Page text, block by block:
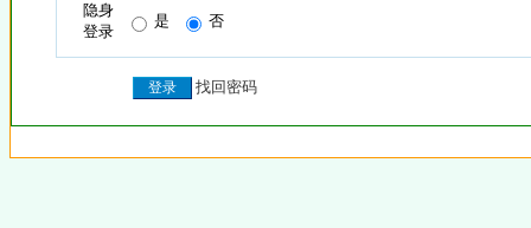
隐身
登录
是 否
找回密码